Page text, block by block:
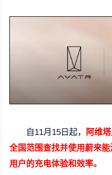
自11月15日起，
阿维
全国范围查找并使用蔚来
用户的充电体验和效率。